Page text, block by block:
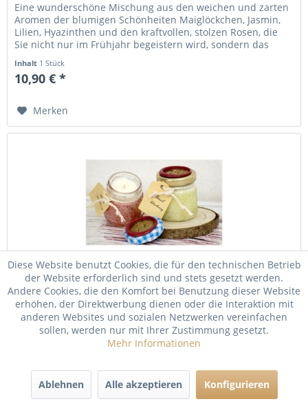
Eine wunderschöne Mischung aus den weichen und zarten
Aromen der blumigen Schönheiten Maiglöckchen, Jasmin,
Lilien, Hyazinthen und den kraftvollen, stolzen Rosen, die
Sie nicht nur im Frühjahr begeistern wird, sondern das
Inhalt 1 Stück
10,90 € *
Merken
Basil Blueberry Tealight Jar
Eine duftende, frische Basilikumbasis wird mit dem
köstlichen Aroma von prallen, reifen Blaubeeren gesüßt.
Dies ist eine natürliche Kräutermischung, die Sie in Ihrem
Brenndauer 15...
4,90 € *
Diese Website benutzt Cookies, die für den technischen Betrieb
der Website erforderlich sind und stets gesetzt werden.
Andere Cookies, die den Komfort bei Benutzung dieser Website
erhöhen, der Direktwerbung dienen oder die Interaktion mit
anderen Websites und sozialen Netzwerken vereinfachen
sollen, werden nur mit Ihrer Zustimmung gesetzt.
Mehr Informationen
Ablehnen Alle akzeptieren Konfigurieren